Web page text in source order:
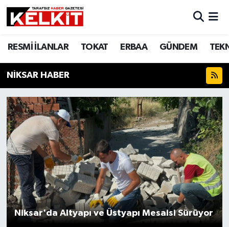
RESMİ İLANLAR TOKAT ERBAA GÜNDEM
NİKSAR HABER
Niksar'da Altyapı ve Üstyapı Mesaisi Sürüyor